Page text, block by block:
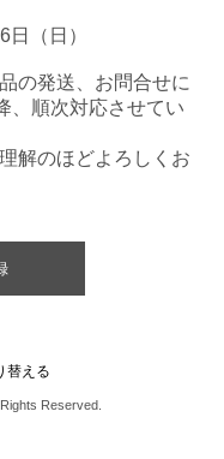
（日）
の発送、お問合せに
、順次対応させてい
解のほどよろしくお
替える
Reserved.